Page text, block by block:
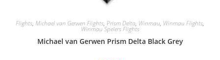
Flights, Michael van Gerwen Flights, Prism Delta, Winmau, Winmau Flights,
Winmau Spelers Flights
Michael van Gerwen Prism Delta Black Grey